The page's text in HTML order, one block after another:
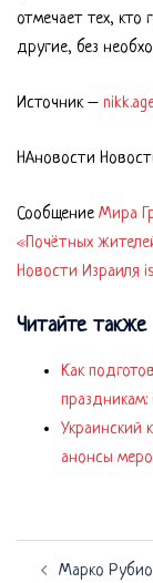
отмечает тех, кто
другие, без
Источник –
НАновости
СообщениеМира
«Почётных
Новости Израиля
Читайте также
Как
праздникам:
Украинский
анонсы
Марко